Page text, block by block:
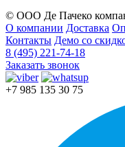
© ООО Де Пачеко
О компании Доставка
Контакты Демо со
8 (495) 221-74-18
Заказать звонок
+7 985 135 30 75